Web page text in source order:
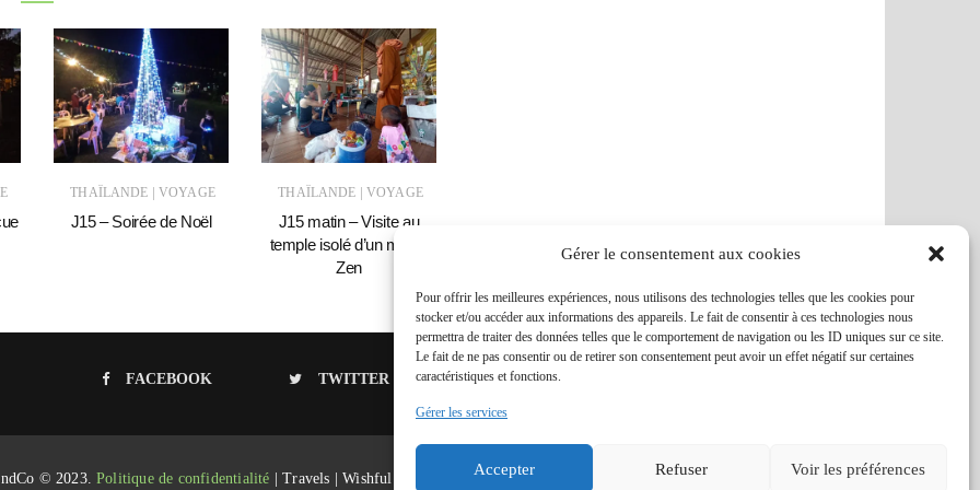
Gérer le consentement aux cookies
Pour offrir les meilleures expériences, nous utilisons des technologies telles que les cookies pour
stocker et/ou accéder aux informations des appareils. Le fait de consentir à ces technologies nous
permettra de traiter des données telles que le comportement de navigation ou les ID uniques sur ce site.
Le fait de ne pas consentir ou de retirer son consentement peut avoir un effet négatif sur certaines
caractéristiques et fonctions.
Gérer les services
Accepter Refuser Voir les préférences
THAÏLANDE | VOYAGE
J15 – Soirée de Noël
THAÏLANDE | VOYAGE
J15 matin – Visite au
temple isolé d’un moine
Zen
(et départ)
à la plantation
J15 –
FACEBOOK TWITTER
© 2023.Politique de confidentialité | Travels | Wishful Blog by Wishfulthemes